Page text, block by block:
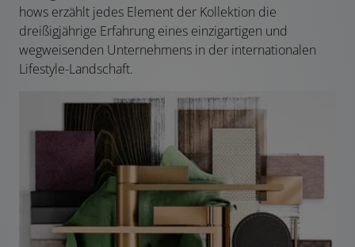
hows erzählt jedes Element der Kollektion die
dreißigjährige Erfahrung eines einzigartigen und
wegweisenden Unternehmens in der internationalen
Lifestyle-Landschaft.